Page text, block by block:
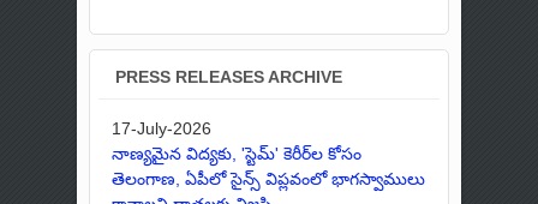
PRESS RELEASES ARCHIVE
17-July-2026
నాణ్యమైన విద్యకు, 'స్టెమ్' కెరీర్‌ల కోసం
తెలంగాణ, ఏపీలో సైన్స్ విప్లవంలో భాగస్వాములు